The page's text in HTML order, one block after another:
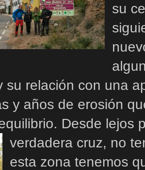
su
su relación con una
y años de erosión
Desde lejos
verdadera cruz, no
esta zona tenemos